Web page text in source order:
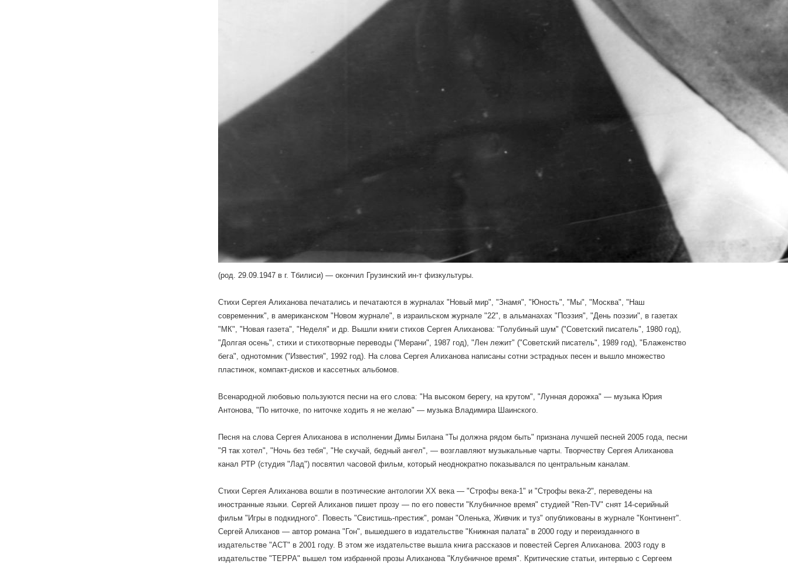
(род. 29.09.1947 в г. Тбилиси) — окончил Грузинский ин-т физкультуры.
Стихи Сергея Алиханова печатались и печатаются в журналах "Новый мир", "Знамя", "Юность", "Мы", "Москва", "Наш
современник", в американском "Новом журнале", в израильском журнале "22", в альманахах "Поэзия", "День поэзии", в газетах
"МК", "Новая газета", "Неделя" и др. Вышли книги стихов Сергея Алиханова: "Голубиный шум" ("Советский писатель", 1980 год),
"Долгая осень", стихи и стихотворные переводы ("Мерани", 1987 год), "Лен лежит" ("Советский писатель", 1989 год), "Блаженство
бега", однотомник ("Известия", 1992 год). На слова Сергея Алиханова написаны сотни эстрадных песен и вышло множество
пластинок, компакт-дисков и кассетных альбомов.
Всенародной любовью пользуются песни на его слова: "На высоком берегу, на крутом", "Лунная дорожка" — музыка Юрия
Антонова, "По ниточке, по ниточке ходить я не желаю" — музыка Владимира Шаинского.
Песня на слова Сергея Алиханова в исполнении Димы Билана "Ты должна рядом быть" признана лучшей песней 2005 года, песни
"Я так хотел", "Ночь без тебя", "Не скучай, бедный ангел", — возглавляют музыкальные чарты. Творчеству Сергея Алиханова
канал РТР (студия "Лад") посвятил часовой фильм, который неоднократно показывался по центральным каналам.
Стихи Сергея Алиханова вошли в поэтические антологии ХХ века — "Строфы века-1" и "Строфы века-2", переведены на
иностранные языки. Сергей Алиханов пишет прозу — по его повести "Клубничное время" студией "Ren-ТV" снят 14-серийный
фильм "Игры в подкидного". Повесть "Свистишь-престиж", роман "Оленька, Живчик и туз" опубликованы в журнале "Континент".
Сергей Алиханов — автор романа "Гон", вышедшего в издательстве "Книжная палата" в 2000 году и переизданного в
издательстве "АСТ" в 2001 году. В этом же издательстве вышла книга рассказов и повестей Сергея Алиханова. 2003 году в
издательстве "ТЕРРА" вышел том избранной прозы Алиханова "Клубничное время". Критические статьи, интервью с Сергеем